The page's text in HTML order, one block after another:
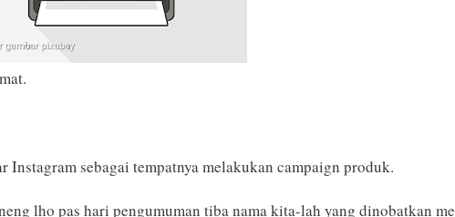
Instagram sebagai tempatnya melakukan campaign produk.
lho pas hari pengumuman tiba nama kita-lah yang dinobatkan